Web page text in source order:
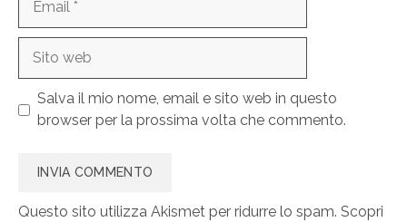
Salva il mio nome, email e sito web in questo
browser per la prossima volta che commento.
Questo sito utilizza Akismet per ridurre lo spam. Scopri